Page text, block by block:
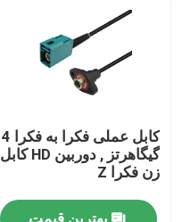
کابل عملی فکرا به فکرا 4
گیگاهرتز , دوربین HD کابل
زن فکرا Z
بهترین قیمت